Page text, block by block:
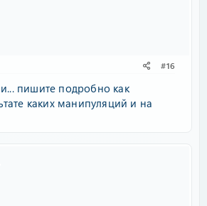
#16
пишите подробно как
каких манипуляций и на